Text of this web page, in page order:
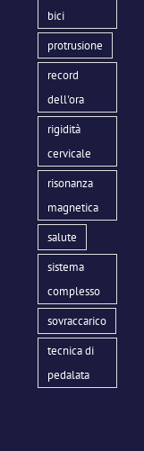
bici
protrusione
record
dell'ora
rigidità
cervicale
risonanza
magnetica
salute
sistema
complesso
sovraccarico
tecnica di
pedalata